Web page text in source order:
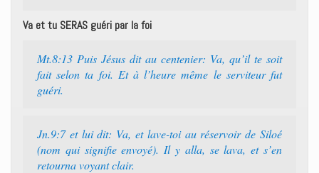
Va et tu SERAS guéri par la foi
Mt.8:13 Puis Jésus dit au centenier: Va, qu’il te soit
fait selon ta foi. Et à l’heure même le serviteur fut
guéri.
Jn.9:7 et lui dit: Va, et lave-toi au réservoir de Siloé
(nom qui signifie envoyé). Il y alla, se lava, et s’en
retourna voyant clair.